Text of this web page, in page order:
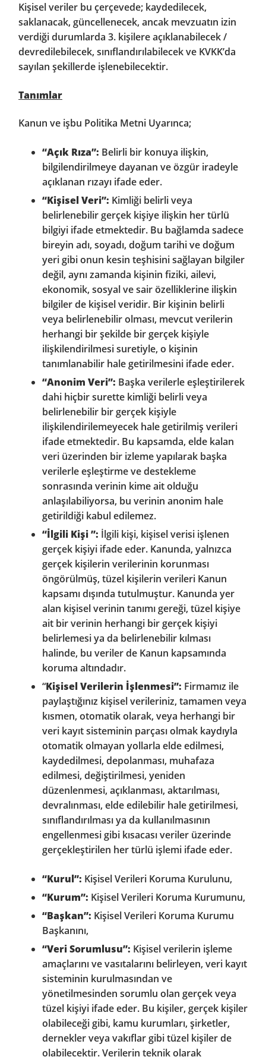
Kişisel veriler bu çerçevede; kaydedilecek,
saklanacak, güncellenecek, ancak mevzuatın izin
verdiği durumlarda 3. kişilere açıklanabilecek /
devredilebilecek, sınıflandırılabilecek ve KVKK’da
sayılan şekillerde işlenebilecektir.
Tanımlar
Kanun ve işbu Politika Metni Uyarınca;
“Açık Rıza”: Belirli bir konuya ilişkin,
bilgilendirilmeye dayanan ve özgür iradeyle
açıklanan rızayı ifade eder.
“Kişisel Veri”: Kimliği belirli veya
belirlenebilir gerçek kişiye ilişkin her türlü
bilgiyi ifade etmektedir. Bu bağlamda sadece
bireyin adı, soyadı, doğum tarihi ve doğum
yeri gibi onun kesin teşhisini sağlayan bilgiler
değil, aynı zamanda kişinin fiziki, ailevi,
ekonomik, sosyal ve sair özelliklerine ilişkin
bilgiler de kişisel veridir. Bir kişinin belirli
veya belirlenebilir olması, mevcut verilerin
herhangi bir şekilde bir gerçek kişiyle
ilişkilendirilmesi suretiyle, o kişinin
tanımlanabilir hale getirilmesini ifade eder.
“Anonim Veri”: Başka verilerle eşleştirilerek
dahi hiçbir surette kimliği belirli veya
belirlenebilir bir gerçek kişiyle
ilişkilendirilemeyecek hale getirilmiş verileri
ifade etmektedir. Bu kapsamda, elde kalan
veri üzerinden bir izleme yapılarak başka
verilerle eşleştirme ve destekleme
sonrasında verinin kime ait olduğu
anlaşılabiliyorsa, bu verinin anonim hale
getirildiği kabul edilemez.
“İlgili Kişi ”: İlgili kişi, kişisel verisi işlenen
gerçek kişiyi ifade eder. Kanunda, yalnızca
gerçek kişilerin verilerinin korunması
öngörülmüş, tüzel kişilerin verileri Kanun
kapsamı dışında tutulmuştur. Kanunda yer
alan kişisel verinin tanımı gereği, tüzel kişiye
ait bir verinin herhangi bir gerçek kişiyi
belirlemesi ya da belirlenebilir kılması
halinde, bu veriler de Kanun kapsamında
koruma altındadır.
“Kişisel Verilerin İşlenmesi”: Firmamız ile
paylaştığınız kişisel verileriniz, tamamen veya
kısmen, otomatik olarak, veya herhangi bir
veri kayıt sisteminin parçası olmak kaydıyla
otomatik olmayan yollarla elde edilmesi,
kaydedilmesi, depolanması, muhafaza
edilmesi, değiştirilmesi, yeniden
düzenlenmesi, açıklanması, aktarılması,
devralınması, elde edilebilir hale getirilmesi,
sınıflandırılması ya da kullanılmasının
engellenmesi gibi kısacası veriler üzerinde
gerçekleştirilen her türlü işlemi ifade eder.
“Kurul”: Kişisel Verileri Koruma Kurulunu,
“Kurum”: Kişisel Verileri Koruma Kurumunu,
“Başkan”: Kişisel Verileri Koruma Kurumu
Başkanını,
“Veri Sorumlusu”: Kişisel verilerin işleme
amaçlarını ve vasıtalarını belirleyen, veri kayıt
sisteminin kurulmasından ve
yönetilmesinden sorumlu olan gerçek veya
tüzel kişiyi ifade eder. Bu kişiler, gerçek kişiler
olabileceği gibi, kamu kurumları, şirketler,
dernekler veya vakıflar gibi tüzel kişiler de
olabilecektir. Verilerin teknik olarak